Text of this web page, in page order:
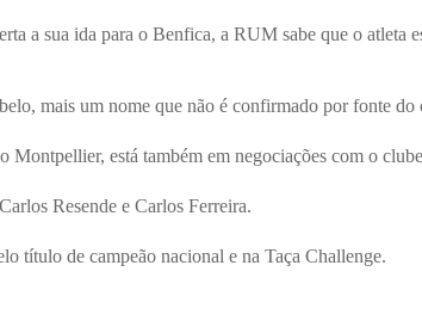
a sua ida para o Benfica, a RUM sabe que o atleta
mais um nome que não é confirmado por fonte do
Montpellier, está também em negociações com o
Resende e Carlos Ferreira.
título de campeão nacional e na Taça Challenge.